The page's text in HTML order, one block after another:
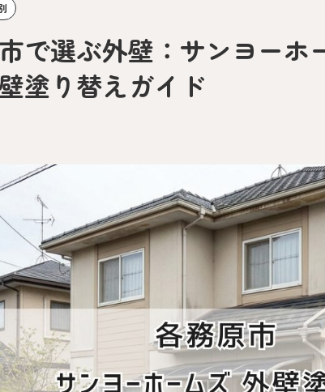
で選ぶ外壁：サンヨーホ
塗り替えガイド